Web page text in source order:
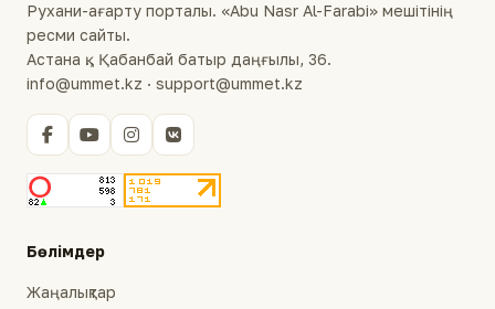
Рухани-ағарту порталы. «Abu Nasr Al-Farabi» мешітінің
ресми сайты.
Астана қ., Қабанбай батыр даңғылы, 36.
info@ummet.kz · support@ummet.kz
Бөлімдер
Жаңалықтар